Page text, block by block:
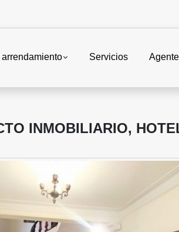
arrendamiento Servicios Agente
INMOBILIARIO,